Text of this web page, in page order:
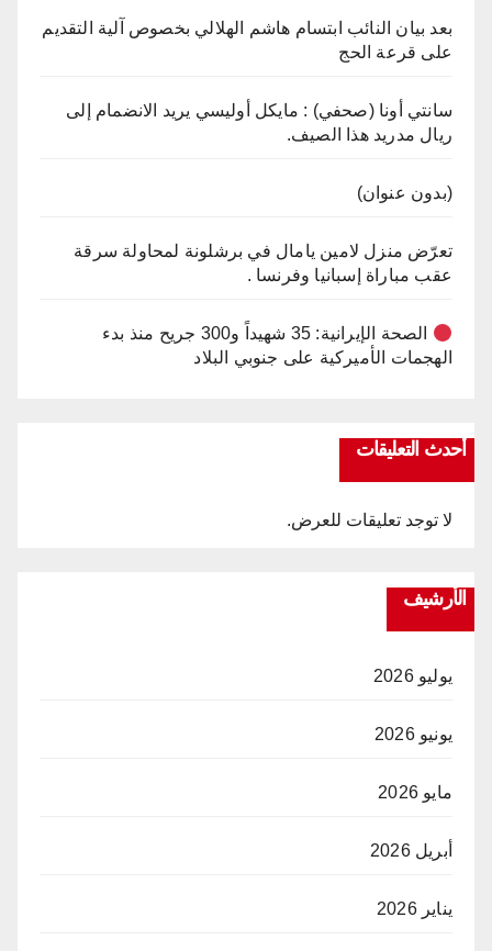
بعد بيان النائب ابتسام هاشم الهلالي بخصوص آلية التقديم
على قرعة الحج
سانتي أونا (صحفي) : مايكل أوليسي يريد الانضمام إلى
ريال مدريد هذا الصيف.
(بدون عنوان)
تعرّض منزل لامين يامال في برشلونة لمحاولة سرقة
عقب مباراة إسبانيا وفرنسا .
الصحة الإيرانية: 35 شهيداً و300 جريح منذ بدء
الهجمات الأميركية على جنوبي البلاد
أحدث التعليقات
لا توجد تعليقات للعرض.
الأرشيف
يوليو 2026
يونيو 2026
مايو 2026
أبريل 2026
يناير 2026